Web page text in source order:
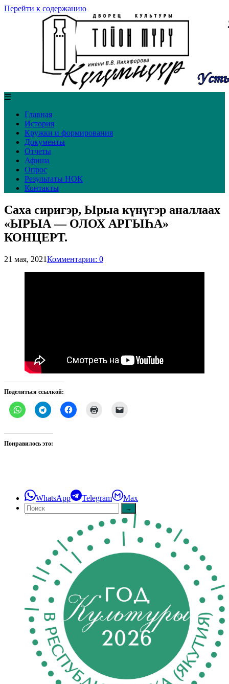
Перейти к содержанию
☰
Главная
История
Кружки и формирования
Документы
Отчеты
Афиша
Опрос
Результаты НОК
Контакты
Саха сиригэр, Ырыа күнүгэр аналлаах
«ЫРЫА — ОЛОХ АРГЫҺА»
КОНЦЕРТ.
21 мая, 2021Комментарии: 0
Поделиться ссылкой:
Понравилось это:
WhatsApp Telegram Max